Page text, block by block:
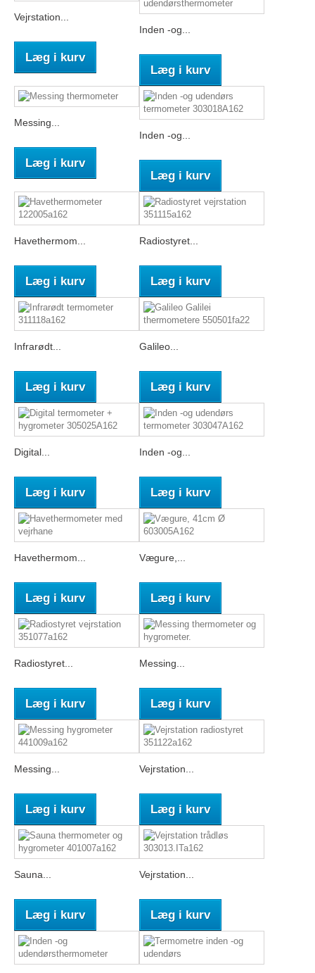
Vejrstation...
Læg i kurv
Inden -og...
Læg i kurv
Messing...
Læg i kurv
Inden -og...
Læg i kurv
Havethermom...
Læg i kurv
Radiostyret...
Læg i kurv
Infrarødt...
Læg i kurv
Galileo...
Læg i kurv
Digital...
Læg i kurv
Inden -og...
Læg i kurv
Havethermom...
Læg i kurv
Vægure,...
Læg i kurv
Radiostyret...
Læg i kurv
Messing...
Læg i kurv
Messing...
Læg i kurv
Vejrstation...
Læg i kurv
Sauna...
Læg i kurv
Vejrstation...
Læg i kurv